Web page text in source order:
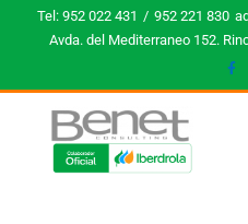
Tel: 952 022 431 / 952 221 830
Avda. del Mediterraneo 152.